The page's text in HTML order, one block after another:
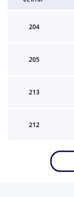
204
205
213
212